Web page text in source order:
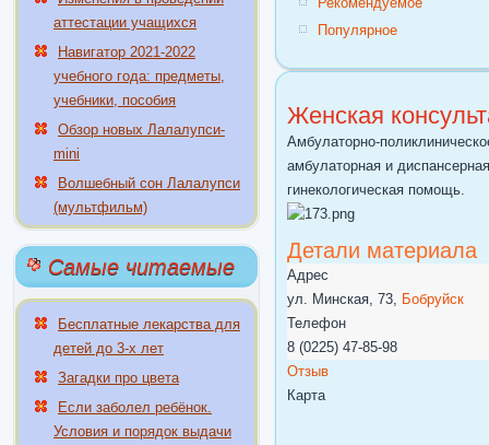
аттестации учащихся
Навигатор 2021-2022
учебного года: предметы,
учебники, пособия
Обзор новых Лалалупси-
mini
Волшебный сон Лалалупси
(мультфильм)
Самые читаемые
Бесплатные лекарства для
детей до 3-х лет
Загадки про цвета
Если заболел ребёнок.
Условия и порядок выдачи
Популярное
Женская
Амбулаторно-
амбулаторная и
гинекологическая помощь.
Детали материала
Адрес
ул. Минская, 73, Бобруйск
Телефон
8 (0225) 47-85-98
Отзыв
Карта